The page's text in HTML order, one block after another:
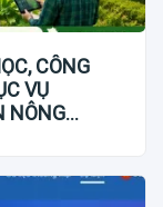
CÔNG
VỤ
NÔNG